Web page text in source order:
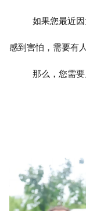
如果您最近因为
感到害怕，需要有
那么，您需要雇